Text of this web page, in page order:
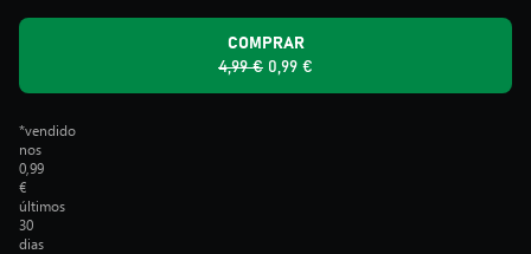
COMPRAR
4,99 € 0,99 €
*vendido
nos
0,99
€
últimos
30
dias